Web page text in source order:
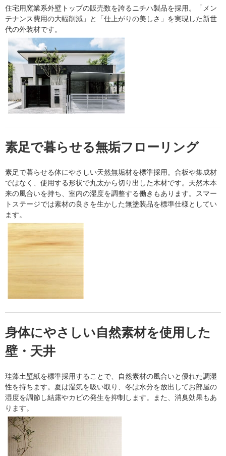
住宅用窯業系外壁トップの販売数を誇るニチハ製品を採用。「メン
テナンス費用の大幅削減」と「仕上がりの美しさ」を実現した新世
代の外装材です。
素足で暮らせる無垢フローリング
素足で暮らせる体にやさしい天然無垢材を標準採用。合板や集成材
ではなく、使用する形状で丸太から切り出した木材です。天然木本
来の風合いを持ち、室内の湿度を調整する働きもあります。スマー
トステージでは素材の良さを生かした無塗装品を標準仕様としてい
ます。
身体にやさしい自然素材を使用した
壁・天井
珪藻土壁紙を標準採用することで、自然素材の風合いと優れた調湿
性を持ちます。夏は湿気を吸い取り、冬は水分を放出してお部屋の
湿度を調節し結露やカビの発生を抑制します。また、消臭効果もあ
ります。